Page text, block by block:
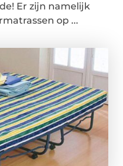
Er zijn namelijk
op ...